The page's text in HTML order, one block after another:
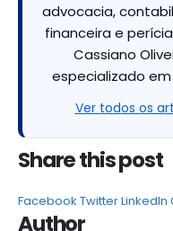
advocacia,
financeira e
Cassiano
especializado
Ver todos os
Share this post
Facebook TwitterLinkedIn
Author